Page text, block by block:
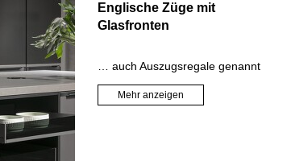
Englische Züge mit
Glasfronten
… auch Auszugsregale genannt
Mehr anzeigen